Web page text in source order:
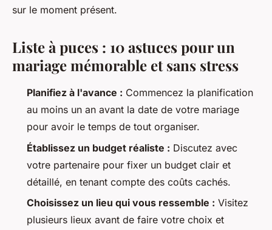
sur le moment présent.
Liste à puces : 10 astuces pour un
mariage mémorable et sans stress
Planifiez à l'avance : Commencez la planification
au moins un an avant la date de votre mariage
pour avoir le temps de tout organiser.
Établissez un budget réaliste : Discutez avec
votre partenaire pour fixer un budget clair et
détaillé, en tenant compte des coûts cachés.
Choisissez un lieu qui vous ressemble : Visitez
plusieurs lieux avant de faire votre choix et